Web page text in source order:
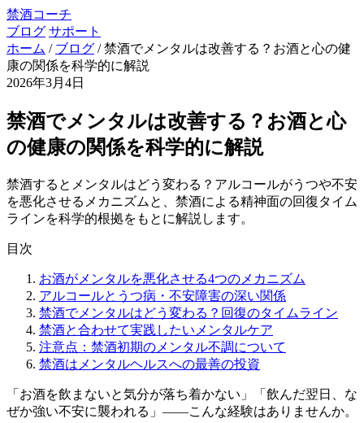
禁酒コーチ
ブログ サポート
ホーム / ブログ / 禁酒でメンタルは改善する？お酒と心の健
康の関係を科学的に解説
2026年3月4日
禁酒でメンタルは改善する？お酒と心
の健康の関係を科学的に解説
禁酒するとメンタルはどう変わる？アルコールがうつや不安
を悪化させるメカニズムと、禁酒による精神面の回復タイム
ラインを科学的根拠をもとに解説します。
目次
お酒がメンタルを悪化させる4つのメカニズム
アルコールとうつ病・不安障害の深い関係
禁酒でメンタルはどう変わる？回復のタイムライン
禁酒と合わせて実践したいメンタルケア
注意点：禁酒初期のメンタル不調について
禁酒はメンタルヘルスへの最善の投資
「お酒を飲まないと気分が落ち着かない」「飲んだ翌日、な
ぜか強い不安に襲われる」——こんな経験はありませんか。